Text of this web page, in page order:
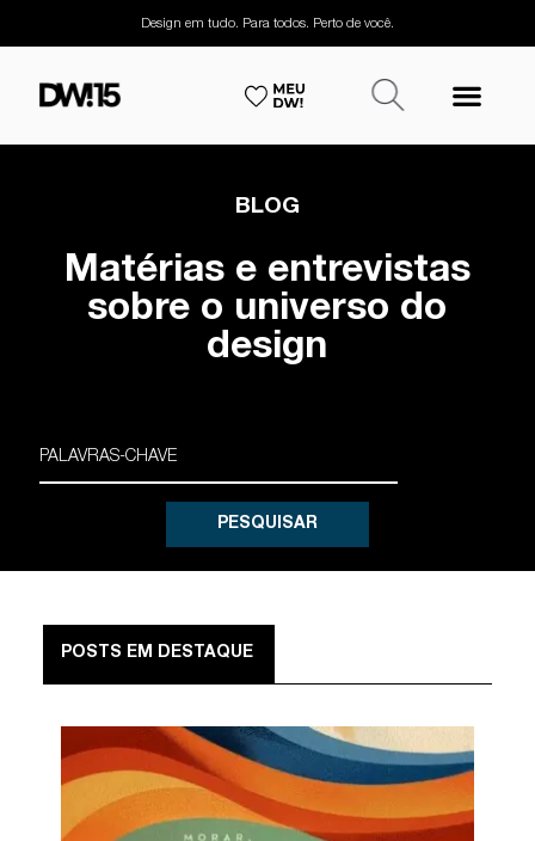
Design em tudo. Para todos. Perto de você.
BLOG
Matérias e entrevistas
sobre o universo do
design
PESQUISAR
POSTS EM DESTAQUE